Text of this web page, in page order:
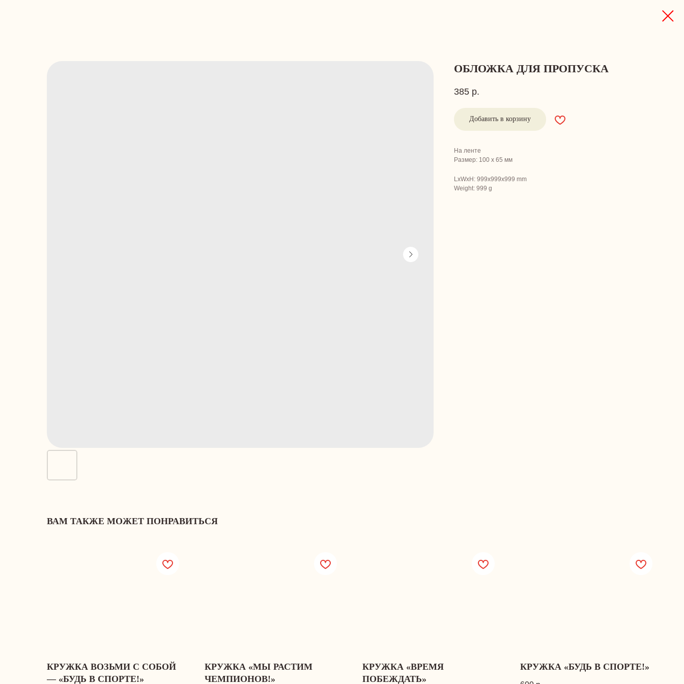
ОБЛОЖКА ДЛЯ ПРОПУСКА
385 р.
Добавить в корзину
На ленте
Размер: 100 х 65 мм
LxWxH: 999x999x999 mm
Weight: 999 g
ВАМ ТАКЖЕ МОЖЕТ ПОНРАВИТЬСЯ
КРУЖКА ВОЗЬМИ С СОБОЙ
— «БУДЬ В СПОРТЕ!»
КРУЖКА «МЫ РАСТИМ
ЧЕМПИОНОВ!»
КРУЖКА «ВРЕМЯ
ПОБЕЖДАТЬ»
КРУЖКА «БУДЬ В СПОРТЕ!»